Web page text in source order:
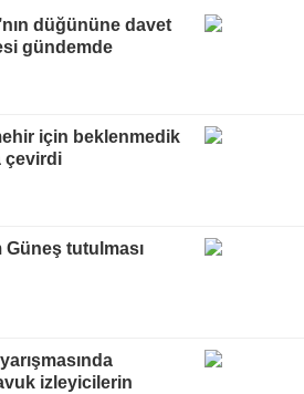
düğününe davet
gündemde
için beklenmedik
çevirdi
Güneş tutulması
izleyicilerin